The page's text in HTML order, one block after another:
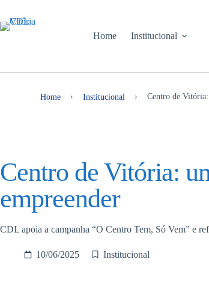
Home Institucional
Home › Institucional › Centro de
Centro de Vitória:
empreender
CDL apoia a campanha “O Centro Tem, Só Vem” e
10/06/2025 Institucional